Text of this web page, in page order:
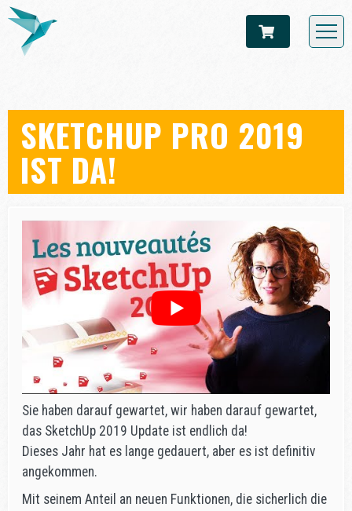
SKETCHUP PRO 2019
IST DA!
Sie haben darauf gewartet, wir haben darauf gewartet,
das SketchUp 2019 Update ist endlich da!
Dieses Jahr hat es lange gedauert, aber es ist definitiv
angekommen.
Mit seinem Anteil an neuen Funktionen, die sicherlich die